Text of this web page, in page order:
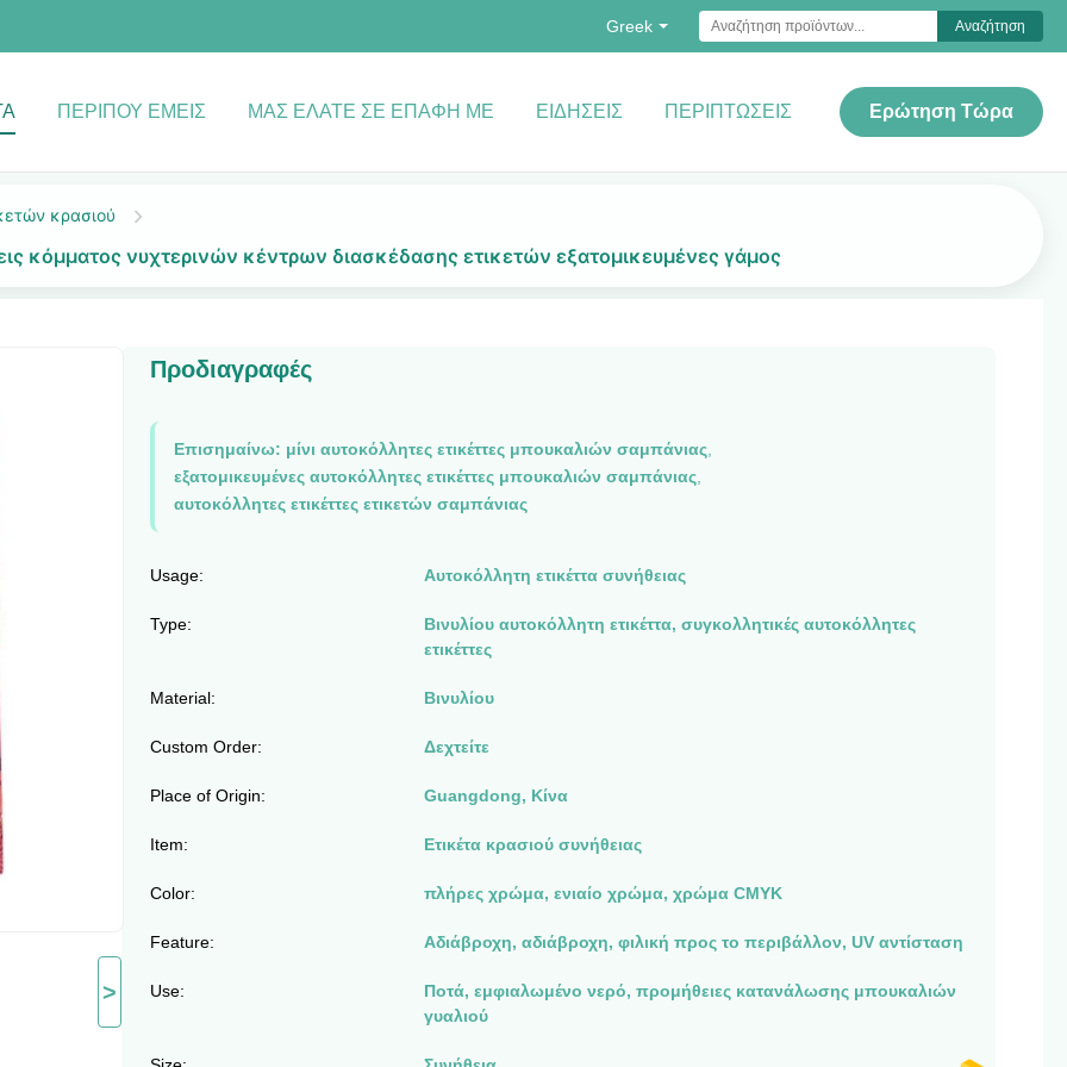
Greek Αναζήτηση
ΠΕΡΊΠΟΥ ΕΜΕΊΣ ΜΑΣ ΕΛΆΤΕ ΣΕ ΕΠΑΦΉ ΜΕ ΕΙΔΉΣΕΙΣ ΠΕΡΙΠΤΏΣΕΙΣ Ερώτηση Τώρα
κρασιού
κόμματος νυχτερινών κέντρων διασκέδασης ετικετών εξατομικευμένες γάμος
>
Προδιαγραφές
Επισημαίνω: μίνι αυτοκόλλητες ετικέττες μπουκαλιών σαμπάνιας,
εξατομικευμένες αυτοκόλλητες ετικέττες μπουκαλιών σαμπάνιας,
αυτοκόλλητες ετικέττες ετικετών σαμπάνιας
Usage: Αυτοκόλλητη ετικέττα συνήθειας
Type:
Βινυλίου αυτοκόλλητη ετικέττα, συγκολλητικές αυτοκόλλητες
ετικέττες
Material: Βινυλίου
Custom Order: Δεχτείτε
Place of Origin: Guangdong, Κίνα
Item: Ετικέτα κρασιού συνήθειας
Color: πλήρες χρώμα, ενιαίο χρώμα, χρώμα CMYK
Feature: Αδιάβροχη, αδιάβροχη, φιλική προς το περιβάλλον, UV αντίσταση
Use:
Ποτά, εμφιαλωμένο νερό, προμήθειες κατανάλωσης μπουκαλιών
γυαλιού